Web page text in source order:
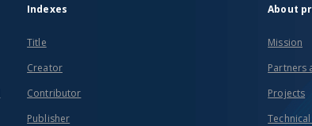
Indexes
Title
Creator
Contributor
Publisher
About
Mission
Partners
Projects